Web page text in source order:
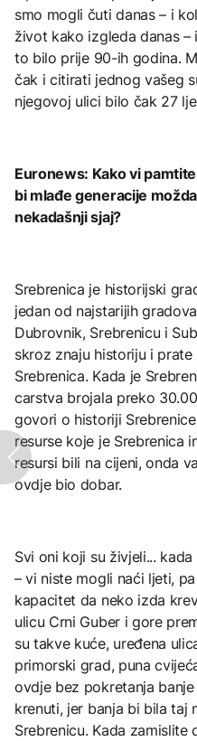
smo mogli čuti danas – i
život kako izgleda danas
to bilo prije 90-ih godina.
čak i citirati jednog vašeg
njegovoj ulici bilo čak 27
Euronews: Kako vi
bi mlađe generacije
nekadašnji sjaj?
Srebrenica je historijski
jedan od najstarijih
Dubrovnik, Srebrenicu i
skroz znaju historiju i
Srebrenica. Kada je
carstva brojala preko
govori o historiji
resurse koje je Srebrenica
resursi bili na cijeni, onda
ovdje bio dobar.
Svi oni koji su živjeli...
– vi niste mogli naći ljeti,
kapacitet da neko izda
ulicu Crni Guber i gore
su takve kuće, uređena
primorski grad, puna
ovdje bez pokretanja
krenuti, jer banja bi bila taj
Srebrenicu. Kada